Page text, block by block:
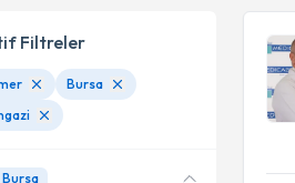
Filtreler
Bursa
Bursa